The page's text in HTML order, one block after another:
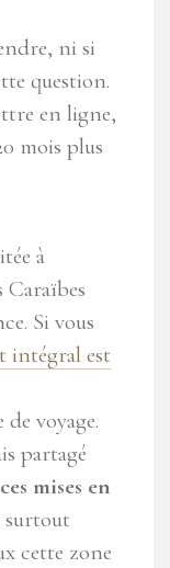
ni si
question.
en ligne,
mois plus
à
Caraïbes
Si vous
intégral est
de voyage.
partagé
mises en
surtout
cette zone